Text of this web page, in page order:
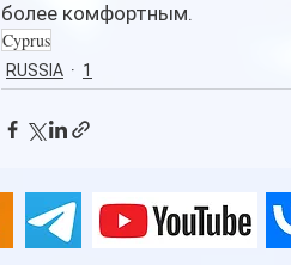
более комфортным.
Cyprus
RUSSIA 1